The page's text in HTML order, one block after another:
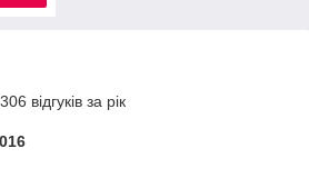
відгуків за рік